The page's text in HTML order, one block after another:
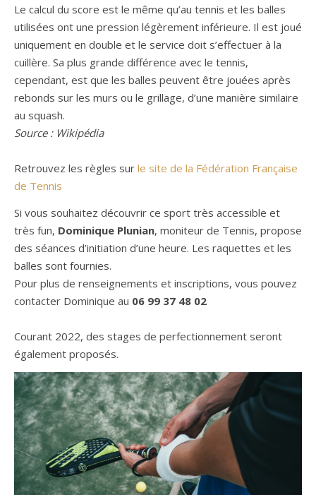
Le calcul du score est le même qu’au tennis et les balles
utilisées ont une pression légèrement inférieure. Il est joué
uniquement en double et le service doit s’effectuer à la
cuillère. Sa plus grande différence avec le tennis,
cependant, est que les balles peuvent être jouées après
rebonds sur les murs ou le grillage, d’une manière similaire
au squash.
Source : Wikipédia
Retrouvez les règles sur le site de la Fédération Française
de Tennis
Si vous souhaitez découvrir ce sport très accessible et
très fun, Dominique Plunian, moniteur de Tennis, propose
des séances d’initiation d’une heure. Les raquettes et les
balles sont fournies.
Pour plus de renseignements et inscriptions, vous pouvez
contacter Dominique au 06 99 37 48 02
Courant 2022, des stages de perfectionnement seront
également proposés.